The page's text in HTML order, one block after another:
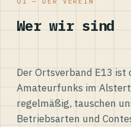
Wer wir sind
Der Ortsverband E13 ist
Amateurfunks im
regelmäßig, tauschen
Betriebsarten und